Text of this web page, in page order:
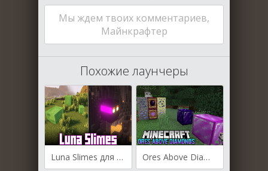
Мы ждем твоих комментариев,
Майнкрафтер
Похожие лаунчеры
Luna Slimes для Майнкрафт [1.20.2, 1.20.1, 1.19.4] Ores Above Diamonds для Майнкрафт [1.20.1, 1.19.4, 1.19.3]